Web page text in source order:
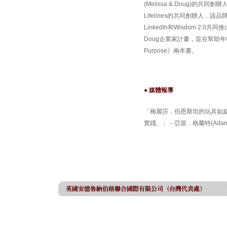
(Melissa & Doug)的共同創辦
Lifelines的共同創辦人，該品
LinkedIn和Wisdom 2.0共同
Doug企業家計畫，旨在幫助
Purpose》兩本書。
● 媒體報導
「梅麗莎．伯恩斯坦的玩具
實踐。」－亞當．格蘭特